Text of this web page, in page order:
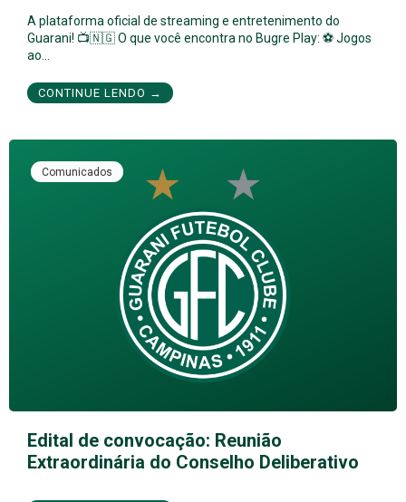
A plataforma oficial de streaming e entretenimento do
Guarani! 📺🇳🇬 O que você encontra no Bugre Play: ⚽ Jogos
ao…
CONTINUE LENDO →
Comunicados
Edital de convocação: Reunião
Extraordinária do Conselho Deliberativo